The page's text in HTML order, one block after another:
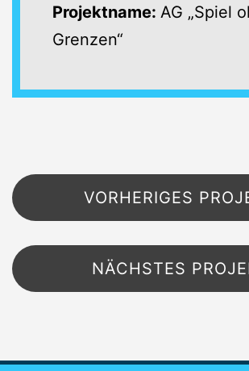
Projektname: AG „Spiel
Grenzen“
Beitragsnavigation
VORHERIGES
NÄCHSTES